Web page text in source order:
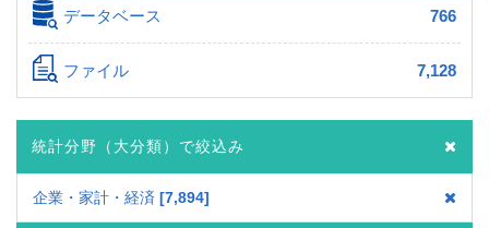
データベース 766
ファイル 7,128
統計分野（大分類）で絞込み
企業・家計・経済 7,894